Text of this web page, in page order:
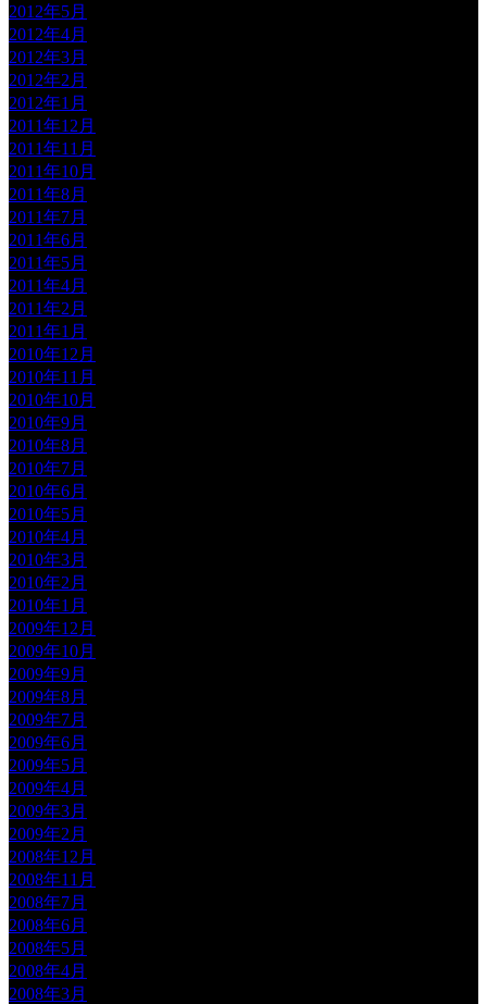
2012年5月
2012年4月
2012年3月
2012年2月
2012年1月
2011年12月
2011年11月
2011年10月
2011年8月
2011年7月
2011年6月
2011年5月
2011年4月
2011年2月
2011年1月
2010年12月
2010年11月
2010年10月
2010年9月
2010年8月
2010年7月
2010年6月
2010年5月
2010年4月
2010年3月
2010年2月
2010年1月
2009年12月
2009年10月
2009年9月
2009年8月
2009年7月
2009年6月
2009年5月
2009年4月
2009年3月
2009年2月
2008年12月
2008年11月
2008年7月
2008年6月
2008年5月
2008年4月
2008年3月